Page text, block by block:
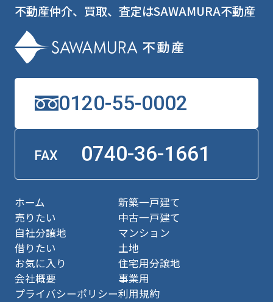
不動産仲介、買取、査定はSAWAMURA不動産
0120-55-0002
FAX 0740-36-1661
ホーム
売りたい
自社分譲地
借りたい
お気に入り
会社概要
プライバシーポリシー
新築一戸建て
中古一戸建て
マンション
土地
住宅用分譲地
事業用
利用規約